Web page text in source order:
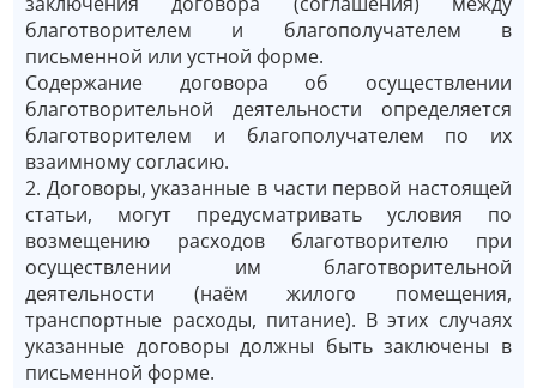
благотворителем и благополучателем в
письменной или устной форме.
Содержание договора об осуществлении
благотворительной деятельности определяется
благотворителем и благополучателем по их
взаимному согласию.
2. Договоры, указанные в части первой настоящей
статьи, могут предусматривать условия по
возмещению расходов благотворителю при
осуществлении им благотворительной
деятельности (наём жилого помещения,
транспортные расходы, питание). В этих случаях
указанные договоры должны быть заключены в
письменной форме.